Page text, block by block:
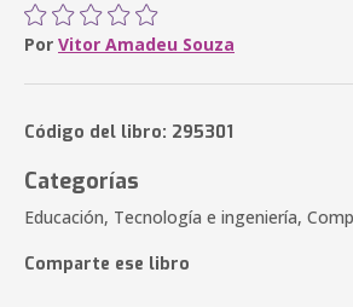
Por Vitor Amadeu Souza
Código del libro: 295301
Categorías
Educación, Tecnología e ingeniería,
Comparte ese libro